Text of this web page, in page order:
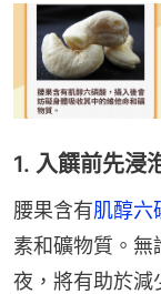
1. 入饌前先浸
腰果含有肌醇六
素和礦物質。
夜，將有助於減